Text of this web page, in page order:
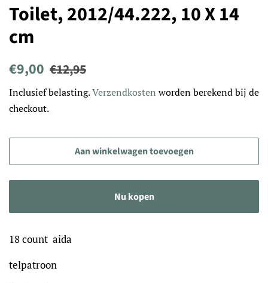
Toilet, 2012/44.222, 10 X 14
cm
Normale
€9,00 Aanbiedingsprijs
€12,95
Inclusief belasting.Verzendkosten worden berekend bij de
checkout.
Aan winkelwagen toevoegen
Nu kopen
18 count aida
telpatroon